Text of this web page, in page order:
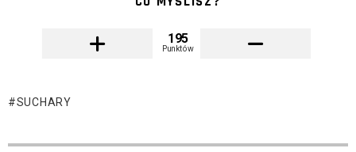
195
Punktów
SUCHARY